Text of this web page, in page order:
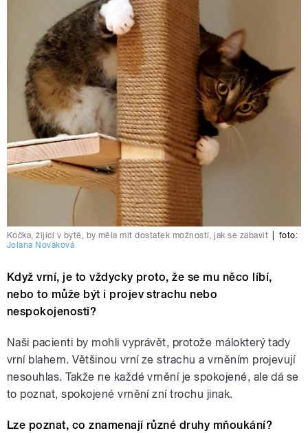
Kočka, žijící v bytě, by měla mít dostatek možností, jak se zabavit
foto:
Jolana Nováková
Když vrní, je to vždycky proto, že se mu něco líbí,
nebo to může být i projev strachu nebo
nespokojenosti?
Naši pacienti by mohli vyprávět, protože málokterý tady
vrní blahem. Většinou vrní ze strachu a vrněním projevují
nesouhlas. Takže ne každé vrnění je spokojené, ale dá se
to poznat, spokojené vrnění zní trochu jinak.
Lze poznat, co znamenají různé druhy mňoukání?